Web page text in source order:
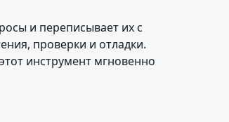
и переписывает их с
проверки и отладки.
инструмент мгновенно